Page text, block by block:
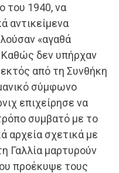
του 1940, να
αντικείμενα
«αγαθά
Καθώς δεν υπήρχαν
εκτός από τη Συνθήκη
σύμφωνο
επιχείρησε να
συμβατό με το
αρχεία σχετικά με
Γαλλία μαρτυρούν
προέκυψε τους